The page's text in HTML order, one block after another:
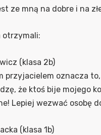
ze mną na dobre i na
otrzymali:
(klasa 2b)
przyjacielem oznacza
że ktoś bije mojego
Lepiej wezwać osobę
(klasa 1b)